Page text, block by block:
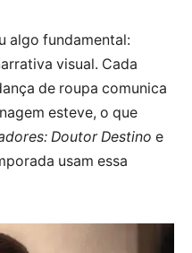
algo fundamental:
visual. Cada
de roupa comunica
esteve, o que
Doutor Destino e
usam essa